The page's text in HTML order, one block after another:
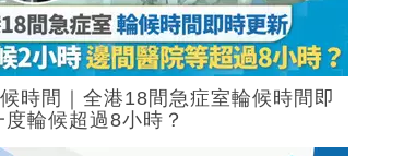
時間｜全港18間急症室輪候時間即
輪候超過8小時？